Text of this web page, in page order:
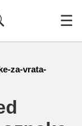
☰
za-vrata-